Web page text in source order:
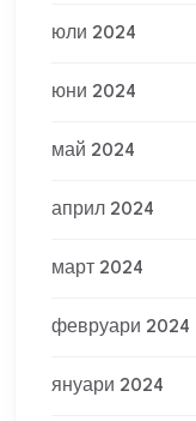
юли 2024
юни 2024
май 2024
април 2024
март 2024
февруари 2024
януари 2024